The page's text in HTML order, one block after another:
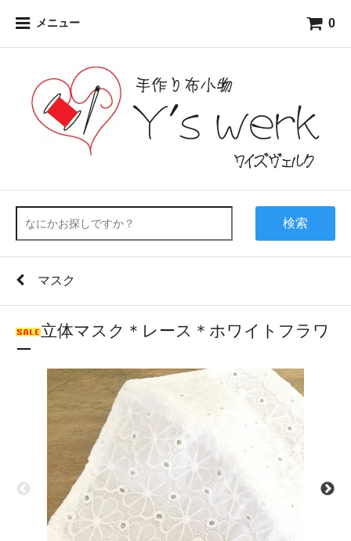
メニュー 0
検索
マスク
立体マスク＊レース＊ホワイトフラワ
ー